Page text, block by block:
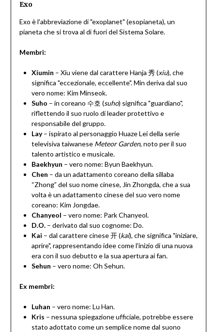
Exo
Exo è l'abbreviazione di "exoplanet" (esopianeta), un
pianeta che si trova al di fuori del Sistema Solare.
Membri:
Xiumin – Xiu viene dal carattere Hanja 秀 (xiu), che
significa "eccezionale, eccellente". Min deriva dal suo
vero nome: Kim Minseok.
Suho – in coreano 수호 (suho) significa "guardiano",
riflettendo il suo ruolo di leader protettivo e
responsabile del gruppo.
Lay– ispirato al personaggio Huaze Lei della serie
televisiva taiwanese Meteor Garden, noto per il suo
talento artistico e musicale.
Baekhyun – vero nome: Byun Baekhyun.
Chen – da un adattamento coreano della sillaba
“Zhong” del suo nome cinese, Jin Zhongda, che a sua
volta è un adattamento cinese del suo vero nome
coreano: Kim Jongdae.
Chanyeol – vero nome: Park Chanyeol.
D.O.– derivato dal suo cognome: Do.
Kai – dal carattere cinese 开 (kai), che significa "iniziare,
aprire", rappresentando idee come l'inizio di una nuova
era con il suo debutto e la sua apertura ai fan.
Sehun – vero nome: Oh Sehun.
Ex membri:
Luhan – vero nome: Lu Han.
Kris – nessuna spiegazione ufficiale, potrebbe essere
stato adottato come un semplice nome dal suono